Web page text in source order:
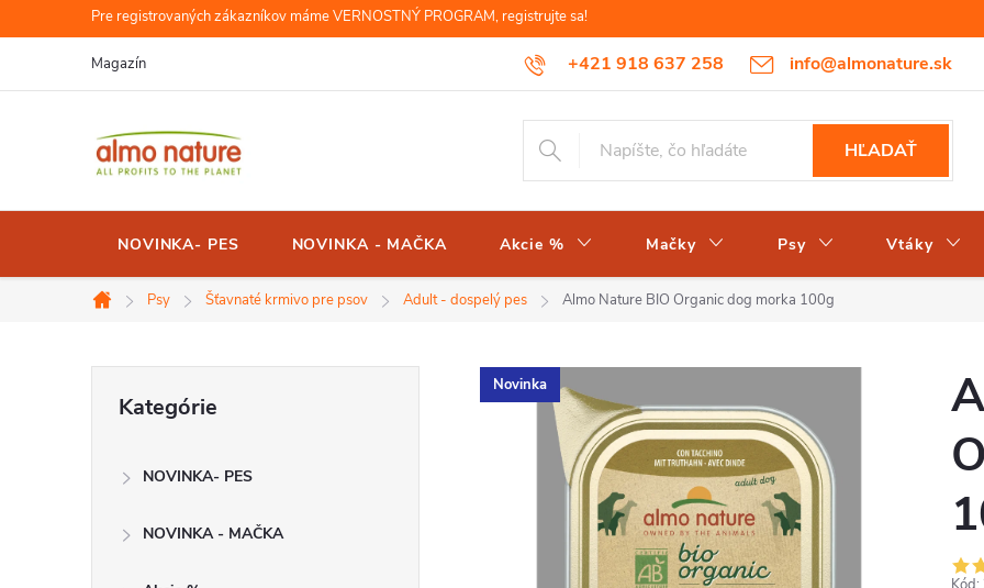
na
Pre registrovaných zákazníkov máme VERNOSTNÝ PROGRAM, registrujte sa!
+421 918 637 258 info@almonature.sk
Magazín
HĽADAŤ
NOVINKA- PES NOVINKA - MAČKA Akcie % Mačky Psy Vtáky
Domov
Psy Šťavnaté krmivo pre psov Adult - dospelý pes Almo Nature BIO Organic dog morka 100g
kategórie
Kategórie
NOVINKA- PES
NOVINKA - MAČKA
Novinka